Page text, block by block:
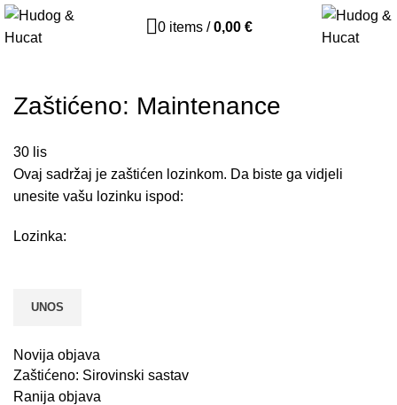
0 items / 0,00 €
Zaštićeno: Maintenance
30 lis
Ovaj sadržaj je zaštićen lozinkom. Da biste ga vidjeli
unesite vašu lozinku ispod:
Lozinka:
Novija objava
Zaštićeno: Sirovinski sastav
Ranija objava